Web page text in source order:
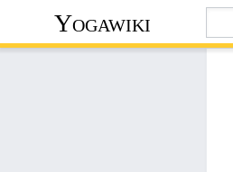
Yogawiki